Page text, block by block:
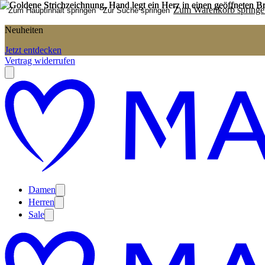
Zum Hauptinhalt springen Zur Suche springen Zum Warenkorb
Neuheiten
Jetzt entdecken
Vertrag widerrufen
Damen
Herren
Sale